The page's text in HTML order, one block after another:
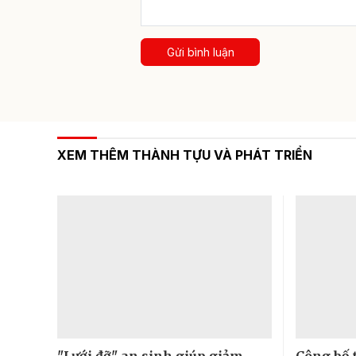
Gửi bình luận
XEM THÊM THÀNH TỰU VÀ PHÁT TRIỂN